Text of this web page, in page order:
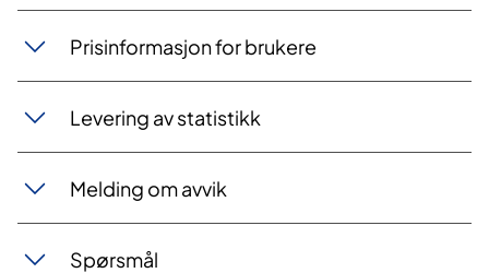
Prisinformasjon for brukere
Levering av statistikk
Melding om avvik
Spørsmål